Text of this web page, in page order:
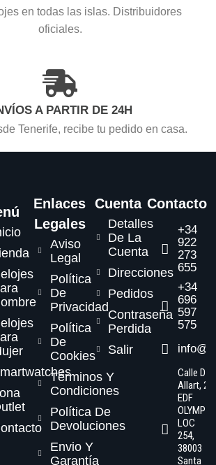
en todas las islas. Distribuidores
oficiales.
A PARTIR DE 24H
Tenerife, recibe tu pedido en casa.
Enlaces
Legales
Aviso
Legal
Política
De
Privacidad
Política
De
Cookies
Términos Y
Condiciones
Política De
Devoluciones
Envio Y
Garantía
Cuenta
Detalles
De La
Cuenta
Direcciones
Pedidos
Contraseña
Perdida
Salir
Contacto
+34
922
273
655
+34
696
597
575
Calle Dr.
Allart, 2,
EDF
OLYMPO
LOC
254,
38003
Santa